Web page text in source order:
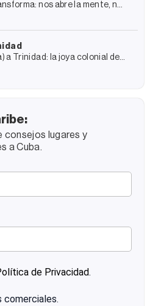
Group para un turismo más
nos abre la mente, nos
culturas y nos regala
a Trinidad: la joya colonial de
consejos lugares y
a Cuba.
de Privacidad.